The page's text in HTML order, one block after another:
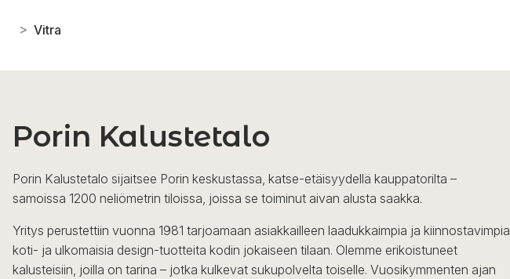
> Vitra
Porin Kalustetalo
Porin Kalustetalo sijaitsee Porin keskustassa, katse-etäisyydellä kauppatorilta –
samoissa 1200 neliömetrin tiloissa, joissa se toiminut aivan alusta saakka.
Yritys perustettiin vuonna 1981 tarjoamaan asiakkailleen laadukkaimpia ja kiinnostavimpia
koti- ja ulkomaisia design-tuotteita kodin jokaiseen tilaan. Olemme erikoistuneet
kalusteisiin, joilla on tarina – jotka kulkevat sukupolvelta toiselle. Vuosikymmenten ajan